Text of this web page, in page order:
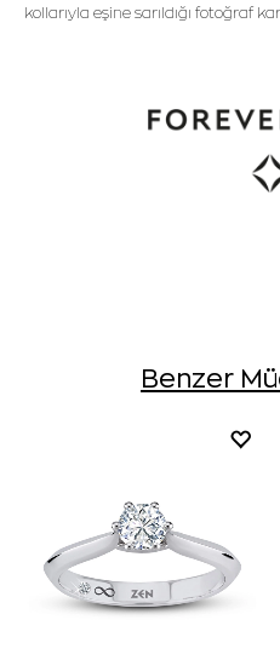
kollarıyla eşine sarıldığı fotoğraf
Benzer